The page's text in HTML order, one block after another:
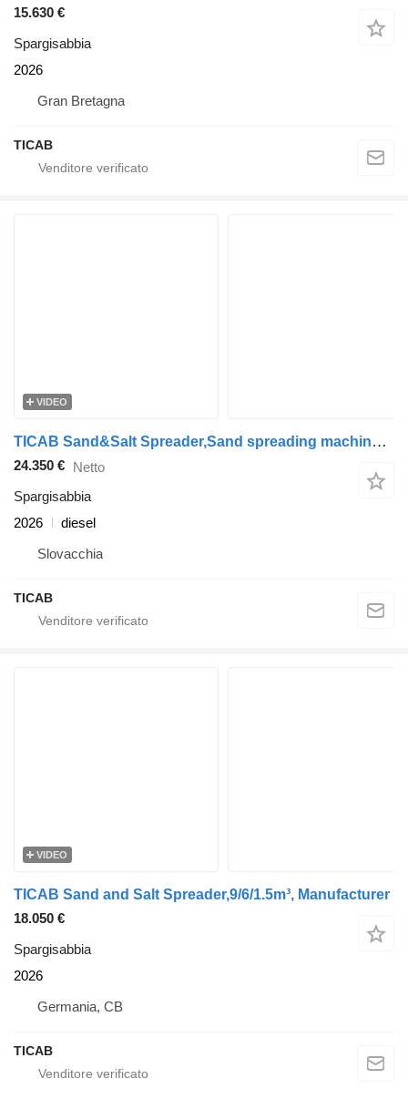
15.630 €
Spargisabbia
2026
Gran Bretagna
TICAB
VIDEO
TICAB Sand&Salt Spreader,Sand spreading machine 9m³ ,Manufacturer
24.350 € Netto
Spargisabbia
2026
diesel
Slovacchia
TICAB
VIDEO
TICAB Sand and Salt Spreader,9/6/1.5m³, Manufacturer
18.050 €
Spargisabbia
2026
Germania, CB
TICAB